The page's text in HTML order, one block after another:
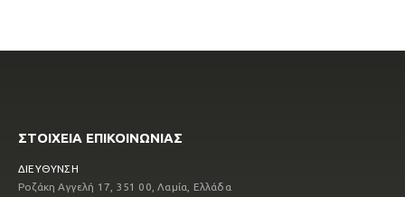
ΣΤΟΙΧΕΙΑ ΕΠΙΚΟΙΝΩΝΙΑΣ
ΔΙΕΥΘΥΝΣΗ
Ροζάκη Αγγελή 17, 351 00, Λαμία, Ελλάδα